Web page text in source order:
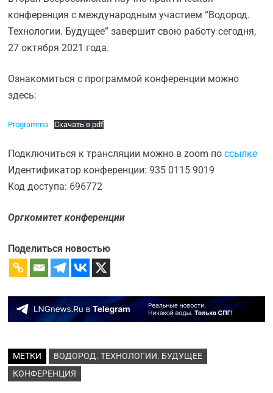
конференция с международным участием “Водород.
Технологии. Будущее” завершит свою работу сегодня,
27 октября 2021 года.
Ознакомиться с программой конференции можно
здесь:
Programma Скачать в pdf
Подключиться к трансляции можно в zoom поссылке
Идентификатор конференции: 935 0115 9019
Код доступа: 696772
Оргкомитет конференции
Поделиться новостью
МЕТКИ
ВОДОРОД. ТЕХНОЛОГИИ. БУДУЩЕЕ
КОНФЕРЕНЦИЯ